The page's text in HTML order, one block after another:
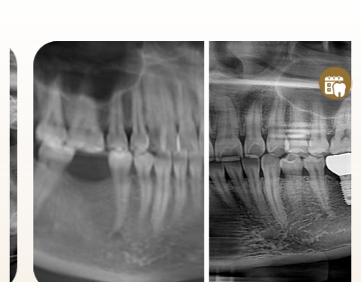
Đức tập trung vào các
phương pháp điều trị
dựa trên khoa học và
thực tiễn, đảm bảo
răng vững chắc, thẩm
mỹ và sử dụng lâu dài.